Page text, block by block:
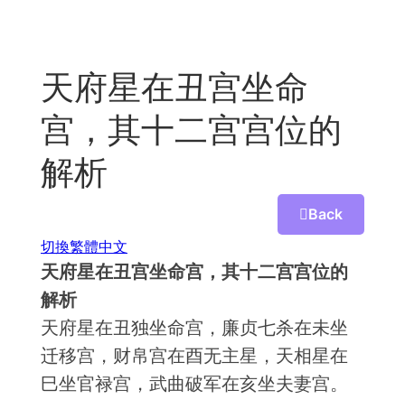
天府星在丑宫坐命
宫，其十二宫宫位的
解析
Back
切換繁體中文
天府星在丑宫坐命宫，其十二宫宫位的
解析
天府星在丑独坐命宫，廉贞七杀在未坐
迁移宫，财帛宫在酉无主星，天相星在
巳坐官禄宫，武曲破军在亥坐夫妻宫。